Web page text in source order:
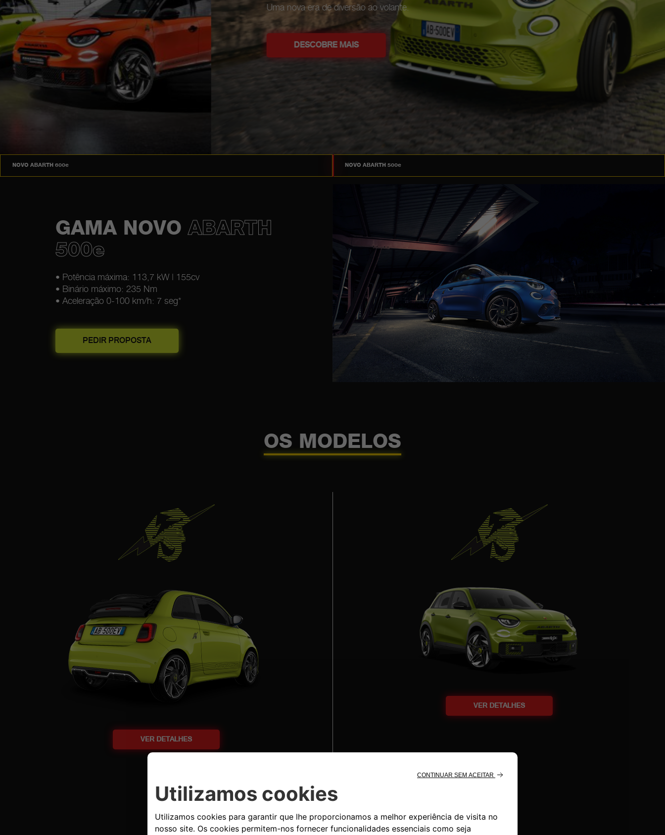
Uma nova era de diversão ao volante.
DESCOBRE MAIS
NOVO ABARTH 600e NOVO ABARTH 500e
GAMA NOVOABARTH
500e
• Potência máxima: 113,7 kW | 155cv
• Binário máximo: 235 Nm
• Aceleração 0-100 km/h: 7 seg*
PEDIR PROPOSTA
OS MODELOS
VER DETALHES
VER DETALHES